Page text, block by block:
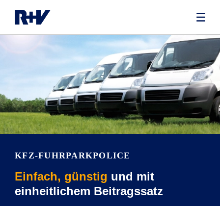
KFZ-FUHRPARKPOLICE
Einfach, günstig und mit
einheitlichem Beitragssatz